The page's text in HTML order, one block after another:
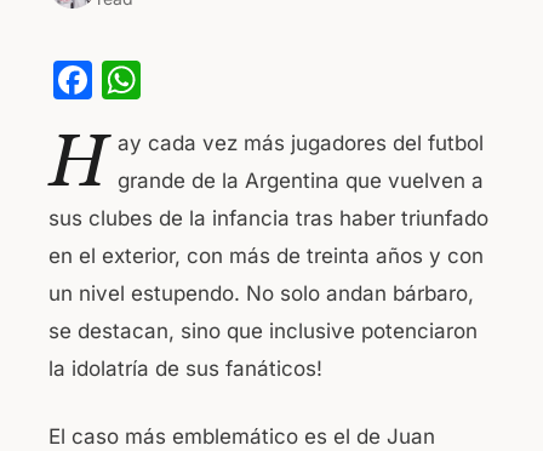
F
c
e
b
o
o
k
at
s
A
p
p
H ay cada vez más jugadores del futbol
grande de la Argentina que vuelven a
sus clubes de la infancia tras haber triunfado
en el exterior, con más de treinta años y con
un nivel estupendo. No solo andan bárbaro,
se destacan, sino que inclusive potenciaron
la idolatría de sus fanáticos!
El caso más emblemático es el de Juan